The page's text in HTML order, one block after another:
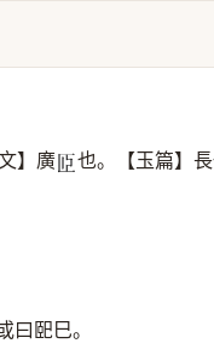
】廣𦣝也。【玉篇】長
巸巳。